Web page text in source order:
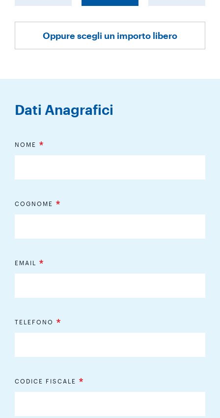
Oppure scegli un importo libero
Dati Anagrafici
NOME *
COGNOME *
EMAIL *
TELEFONO *
CODICE FISCALE *